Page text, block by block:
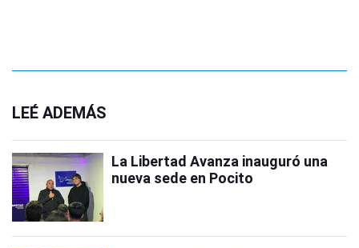
LEÉ ADEMÁS
La Libertad Avanza inauguró una
nueva sede en Pocito